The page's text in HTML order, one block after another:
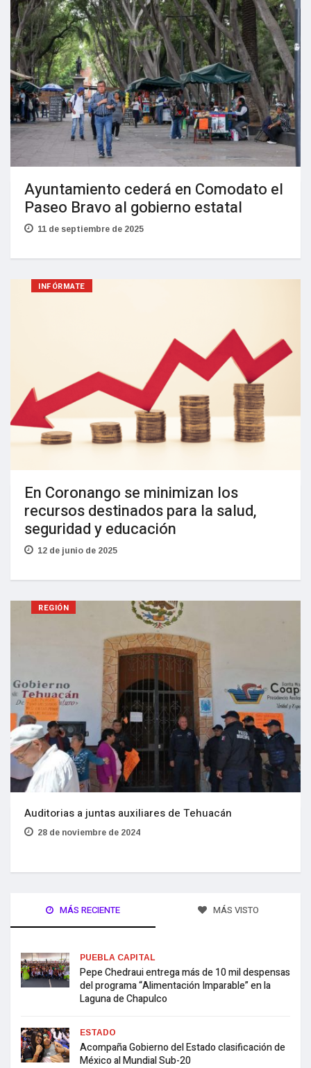
Ayuntamiento cederá en Comodato el
Paseo Bravo al gobierno estatal
11 de septiembre de 2025
INFÓRMATE
En Coronango se minimizan los
recursos destinados para la salud,
seguridad y educación
12 de junio de 2025
REGIÓN
Auditorias a juntas auxiliares de Tehuacán
28 de noviembre de 2024
MÁS RECIENTE MÁS VISTO
PUEBLA CAPITAL
Pepe Chedraui entrega más de 10 mil despensas
del programa “Alimentación Imparable” en la
Laguna de Chapulco
ESTADO
Acompaña Gobierno del Estado clasificación de
México al Mundial Sub-20